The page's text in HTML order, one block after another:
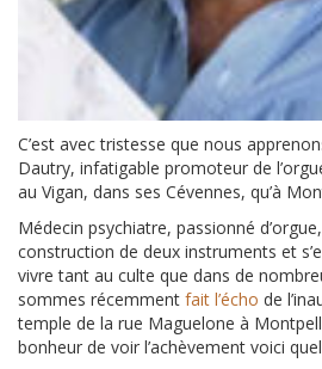
C’est avec tristesse que nous
Dautry, infatigable promoteur de
au Vigan, dans ses Cévennes, qu’à
Médecin psychiatre, passionné
construction de deux instruments et
vivre tant au culte que dans de
sommes récemment fait l’écho de
temple de la rue Maguelone à
bonheur de voir l’achèvement voici